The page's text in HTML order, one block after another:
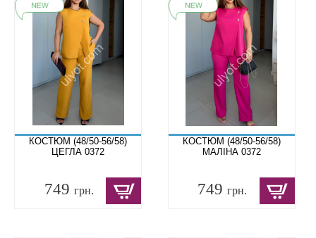
КОСТЮМ (48/50-56/58)
ЦЕГЛА 0372
749 грн.
КОСТЮМ (48/50-56/58)
МАЛІНА 0372
749грн.